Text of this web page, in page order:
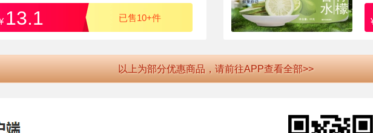
13.1 已售10+件
以上为部分优惠商品，请前往APP查看全部>>